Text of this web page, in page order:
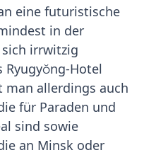
eine futuristische
in der
irrwitzig
Ryugyŏng-Hotel
allerdings auch
für Paraden und
sind sowie
an Minsk oder